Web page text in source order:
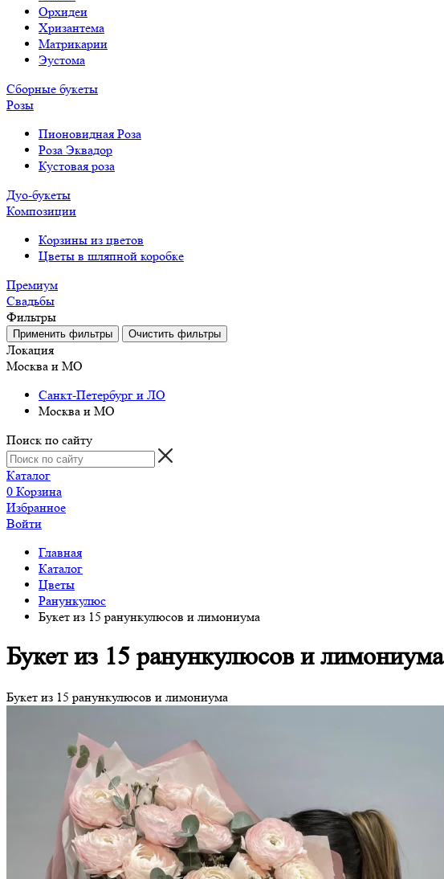
Орхидеи
Хризантема
Матрикарии
Эустома
Сборные букеты
Розы
Пионовидная Роза
Роза Эквадор
Кустовая роза
Дуо-букеты
Композиции
Корзины из цветов
Цветы в шляпной коробке
Премиум
Свадьбы
Фильтры
Локация
Москва и МО
Санкт-Петербург и ЛО
Москва и МО
Поиск по сайту
Каталог
0 Корзина
Избранное
Войти
Главная
Каталог
Цветы
Ранункулюс
Букет из 15 ранункулюсов и лимониума
Букет из 15 ранункулюсов и лимониума
Букет из 15 ранункулюсов и лимониума